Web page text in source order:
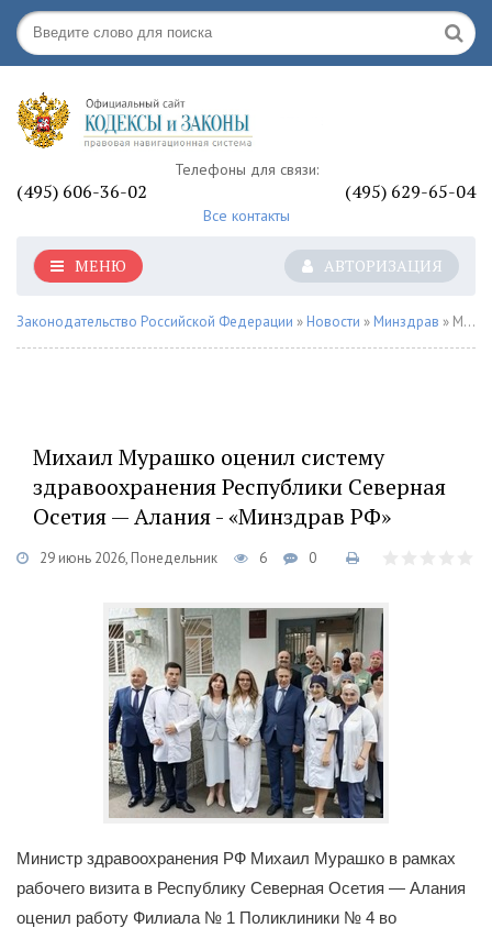
Телефоны для связи:
(495) 606-36-02 (495) 629-65-04
Все контакты
АВТОРИЗАЦИЯ
МЕНЮ
Законодательство Российской Федерации » Новости » Минздрав » Михаил Мурашко оценил систему здравоохранения Республики Северная Осетия — Алания - «Минздрав РФ»
Михаил Мурашко оценил систему
здравоохранения Республики Северная
Осетия — Алания - «Минздрав РФ»
29 июнь 2026, Понедельник 6 0
Министр здравоохранения РФ Михаил Мурашко в рамках
рабочего визита в Республику Северная Осетия — Алания
оценил работу Филиала № 1 Поликлиники № 4 во